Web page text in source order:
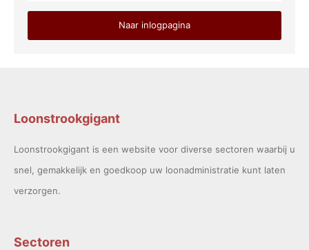
Naar inlogpagina
Loonstrookgigant
Loonstrookgigant is een website voor diverse sectoren waarbij u
snel, gemakkelijk en goedkoop uw loonadministratie kunt laten
verzorgen.
Sectoren